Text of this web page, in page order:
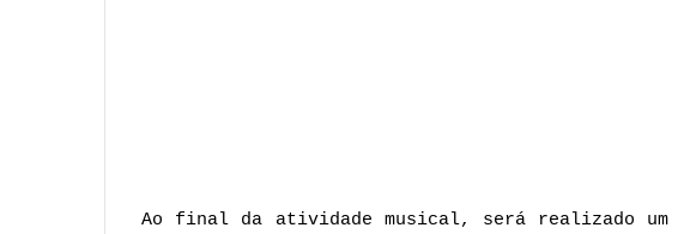
Ao final da atividade musical, será realizado